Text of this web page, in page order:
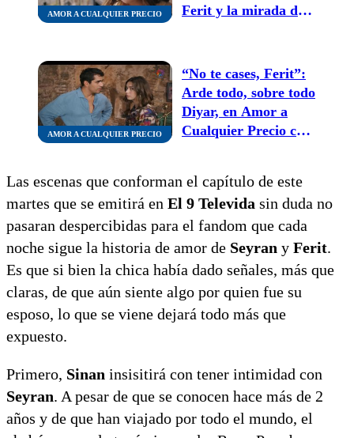
AMOR A CUALQUIER PRECIO
Ferit y la mirada de
AMOR A CUALQUIER PRECIO
“No te cases, Ferit”:
Arde todo, sobre todo
Diyar, en Amor a
Cualquier Precio con
Las escenas que conforman el capítulo de este
martes que se emitirá en El 9 Televida sin duda no
pasaran despercibidas para el fandom que cada
noche sigue la historia de amor de Seyran y Ferit.
Es que si bien la chica había dado señales, más que
claras, de que aún siente algo por quien fue su
esposo, lo que se viene dejará todo más que
expuesto.
Primero, Sinan insisitirá con tener intimidad con
Seyran. A pesar de que se conocen hace más de 2
años y de que han viajado por todo el mundo, el